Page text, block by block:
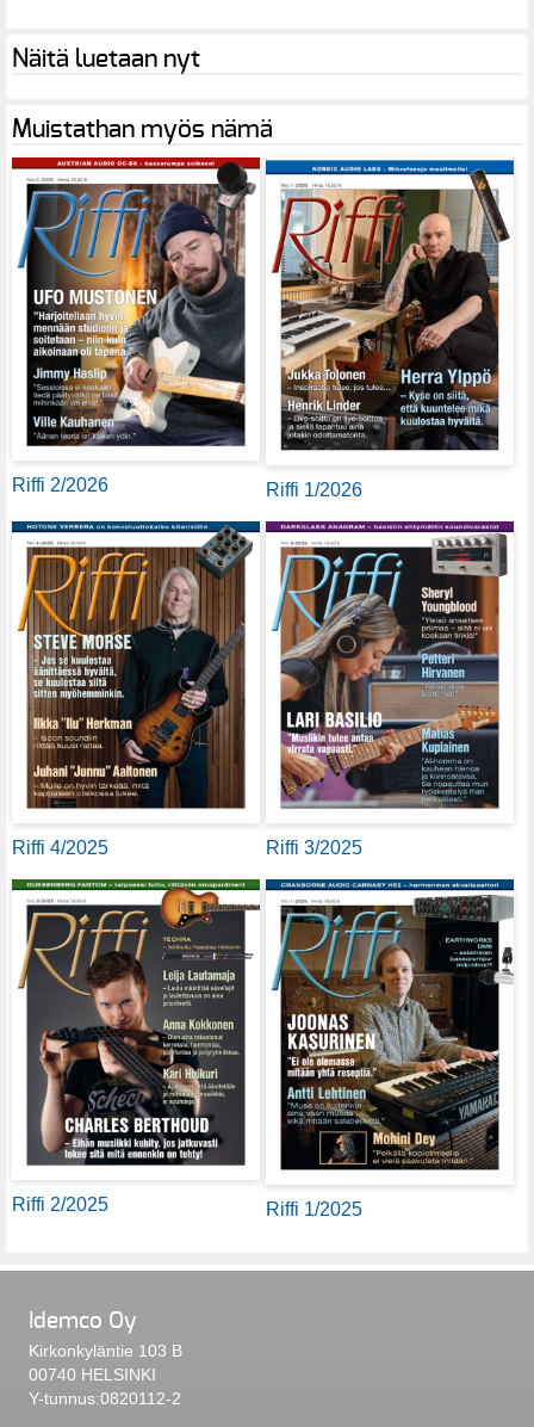
Näitä luetaan nyt
Muistathan myös nämä
Riffi 2/2026 Riffi 1/2026
Riffi 4/2025 Riffi 3/2025
Riffi 2/2025 Riffi 1/2025
Idemco Oy
Kirkonkyläntie 103 B
00740 HELSINKI
Y-tunnus:0820112-2